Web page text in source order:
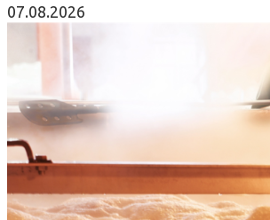
07.08.2026